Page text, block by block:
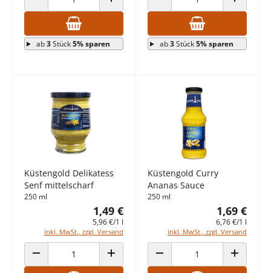
ANZAHL VERRINGERN ANZAHL ERHÖHEN
ab3Stück5% sparen
ANZAHL VERRINGERN ANZAHL
ab3Stück5% sparen
Küstengold Delikatess
Senf mittelscharf
250 ml
1,49 €
5,96 €/1 l
inkl. MwSt., zzgl. Versand
ANZAHL VERRINGERN ANZAHL ERHÖHEN
Küstengold Curry
Ananas Sauce
250 ml
1,69 €
6,76 €/1 l
inkl. MwSt., zzgl. Versand
ANZAHL VERRINGERN ANZAHL